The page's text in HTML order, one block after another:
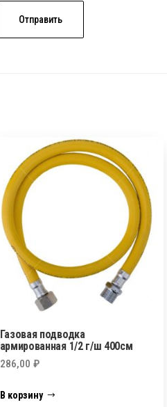
Газовая подводка
армированная 1/2 г/ш 400см
286,00 ₽
В корзину